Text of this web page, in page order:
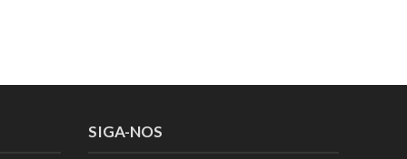
SIGA-NOS